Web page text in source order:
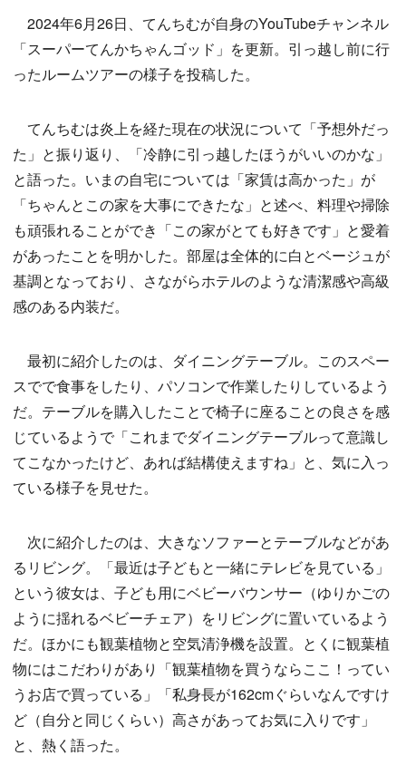
2024年6月26日、てんちむが自身のYouTubeチャンネル
「スーパーてんかちゃんゴッド」を更新。引っ越し前に行
ったルームツアーの様子を投稿した。
てんちむは炎上を経た現在の状況について「予想外だっ
た」と振り返り、「冷静に引っ越したほうがいいのかな」
と語った。いまの自宅については「家賃は高かった」が
「ちゃんとこの家を大事にできたな」と述べ、料理や掃除
も頑張れることができ「この家がとても好きです」と愛着
があったことを明かした。部屋は全体的に白とベージュが
基調となっており、さながらホテルのような清潔感や高級
感のある内装だ。
最初に紹介したのは、ダイニングテーブル。このスペー
スでで食事をしたり、パソコンで作業したりしているよう
だ。テーブルを購入したことで椅子に座ることの良さを感
じているようで「これまでダイニングテーブルって意識し
てこなかったけど、あれば結構使えますね」と、気に入っ
ている様子を見せた。
次に紹介したのは、大きなソファーとテーブルなどがあ
るリビング。「最近は子どもと一緒にテレビを見ている」
という彼女は、子ども用にベビーバウンサー（ゆりかごの
ように揺れるベビーチェア）をリビングに置いているよう
だ。ほかにも観葉植物と空気清浄機を設置。とくに観葉植
物にはこだわりがあり「観葉植物を買うならここ！ってい
うお店で買っている」「私身長が162cmぐらいなんですけ
ど（自分と同じくらい）高さがあってお気に入りです」
と、熱く語った。